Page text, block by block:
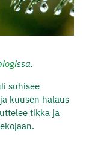
ssa.
suhisee
kuusen halaus
tikka ja